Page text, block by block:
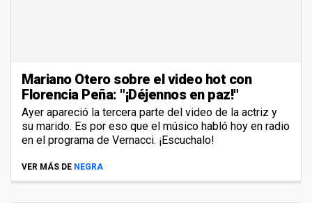
Mariano Otero sobre el video hot con
Florencia Peña: "¡Déjennos en paz!"
Ayer apareció la tercera parte del video de la actriz y
su marido. Es por eso que el músico habló hoy en radio
en el programa de Vernacci. ¡Escuchalo!
VER MÁS DE NEGRA